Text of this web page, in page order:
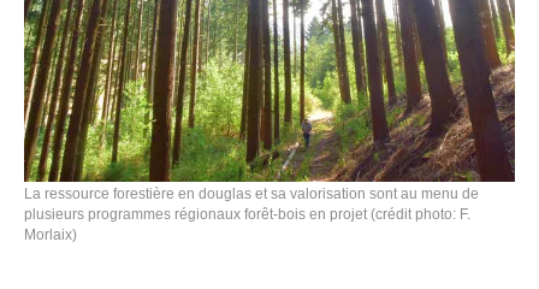
La ressource forestière en douglas et sa valorisation sont au menu de
plusieurs programmes régionaux forêt-bois en projet (crédit photo: F.
Morlaix)